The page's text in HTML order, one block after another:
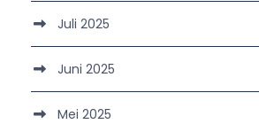
Juli 2025
Juni 2025
Mei 2025